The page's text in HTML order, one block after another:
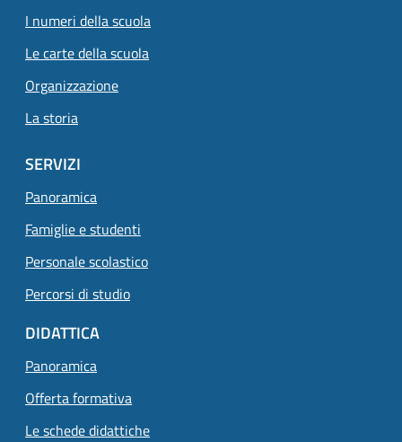
I numeri della scuola
Le carte della scuola
Organizzazione
La storia
SERVIZI
Panoramica
Famiglie e studenti
Personale scolasticoPagina attuale
Percorsi di studio
DIDATTICA
Panoramica
Offerta formativa
Le schede didattiche